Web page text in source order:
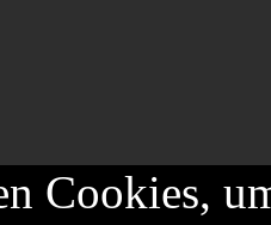
Cookies,